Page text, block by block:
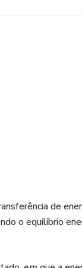
de
o equilíbrio